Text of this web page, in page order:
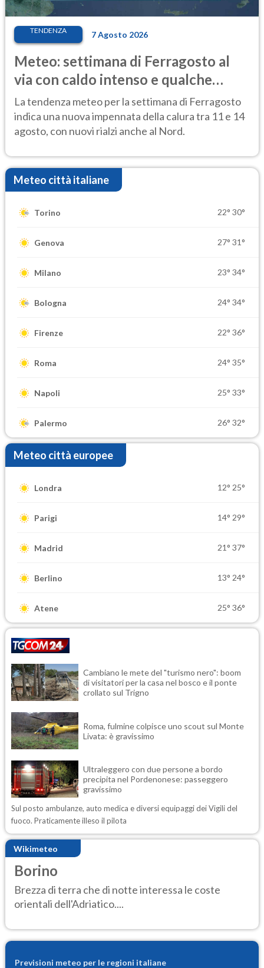
TENDENZA 7 Agosto 2026
Meteo: settimana di Ferragosto al
via con caldo intenso e qualche
temporale
La tendenza meteo per la settimana di Ferragosto
indica una nuova impennata della calura tra 11 e 14
agosto, con nuovi rialzi anche al Nord.
Meteo città italiane
Torino 22° 30°
Genova 27° 31°
Milano 23° 34°
Bologna 24° 34°
Firenze 22° 36°
Roma 24° 35°
Napoli 25° 33°
Palermo 26° 32°
Meteo città europee
Londra 12° 25°
Parigi 14° 29°
Madrid 21° 37°
Berlino 13° 24°
Atene 25° 36°
Cambiano le mete del "turismo nero": boom
di visitatori per la casa nel bosco e il ponte
crollato sul Trigno
Roma, fulmine colpisce uno scout sul Monte
Livata: è gravissimo
Ultraleggero con due persone a bordo
precipita nel Pordenonese: passeggero
gravissimo
Sul posto ambulanze, auto medica e diversi equipaggi dei Vigili del
fuoco. Praticamente illeso il pilota
Wikimeteo
Borino
Brezza di terra che di notte interessa le coste
orientali dell'Adriatico....
Previsioni meteo per le regioni italiane